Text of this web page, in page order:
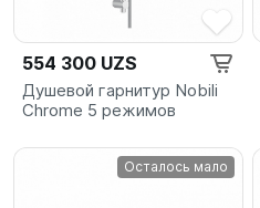
554 300 UZS
Душевой гарнитур Nobili
Chrome 5 режимов
Осталось мало